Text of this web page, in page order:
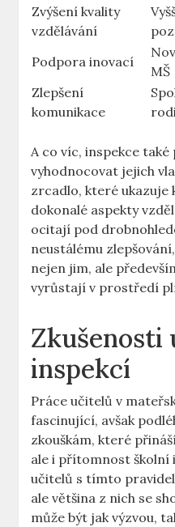
Zvýšení kvality
vzdělávání
Podpora inovací
MŠ
Zlepšení
komunikace
A co víc, inspekce
vyhodnocovat jejich
zrcadlo,⁣ které ukazuje
dokonalé aspekty
ocitají pod
neustálému
nejen jim, ale
vyrůstají v prostředí
Zkušenosti
inspekcí
Práce učitelů v
fascinující, avšak
zkouškám, které
ale ​i přítomnost školní
učitelů ⁤s tímto​
ale ⁤většina z nich se
může být jak ⁤výzvou,